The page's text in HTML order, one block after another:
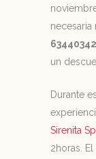
necesaria
un
Durante
Sirenita
2horas.